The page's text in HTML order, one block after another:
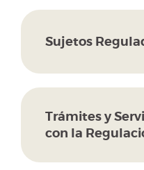
Sujetos
Trámites y
con la